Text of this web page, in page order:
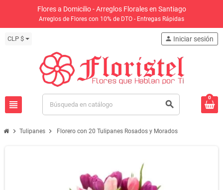
Flores a Domicilio - Arreglos Florales en Santiago
Arreglos de Flores con 10% de DTO - Entregas Rápidas
CLP $
view_headline search
person Iniciar sesión
0
chevron_right Tulipanes chevron_right Florero con 20 Tulipanes Rosados y Morados